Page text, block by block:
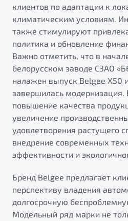
клиентов по адаптации к
климатическим условиям.
также стимулируют
политика и обновление
Важно отметить, что в
белорусском заводе СЗАО
налажен выпуск Belgee X50
завершилась модернизация.
повышение качества
увеличение
удовлетворения растущего
внедрение современных
эффективности и
Бренд Belgee предлагает
перспективу владения
долгосрочную
Модельный ряд марки не